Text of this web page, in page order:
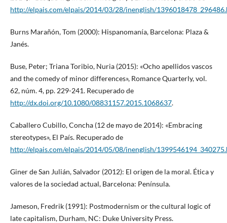
http://elpais.com/elpais/2014/03/28/inenglish/
Burns Marañón, Tom (2000): Hispanomanía, Barcelona: Plaza &
Janés.
Buse, Peter; Triana Toribio, Nuria (2015): «Ocho apellidos vascos
and the comedy of minor differences», Romance Quarterly, vol.
62, núm. 4, pp. 229-241. Recuperado de
http://dx.doi.org/10.1080/08831157.2015.1068637.
Caballero Cubillo, Concha (12 de mayo de 2014): «Embracing
stereotypes», El País. Recuperado de
http://elpais.com/elpais/2014/05/08/inenglish/
Giner de San Julián, Salvador (2012): El origen de la moral. Ética y
valores de la sociedad actual, Barcelona: Península.
Jameson, Fredrik (1991): Postmodernism or the cultural logic of
late capitalism, Durham, NC: Duke University Press.